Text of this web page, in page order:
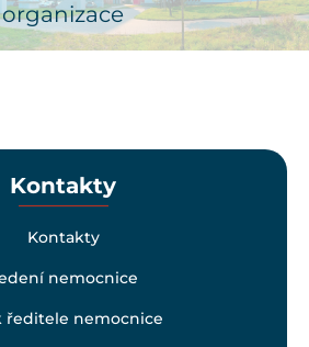
organizace
Kontakty
Kontakty
nemocnice
ředitele nemocnice